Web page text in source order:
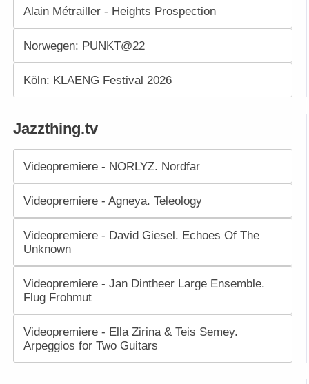
Alain Métrailler - Heights Prospection
Norwegen: PUNKT@22
Köln: KLAENG Festival 2026
Jazzthing.tv
Videopremiere - NORLYZ. Nordfar
Videopremiere - Agneya. Teleology
Videopremiere - David Giesel. Echoes Of The
Unknown
Videopremiere - Jan Dintheer Large Ensemble.
Flug Frohmut
Videopremiere - Ella Zirina & Teis Semey.
Arpeggios for Two Guitars